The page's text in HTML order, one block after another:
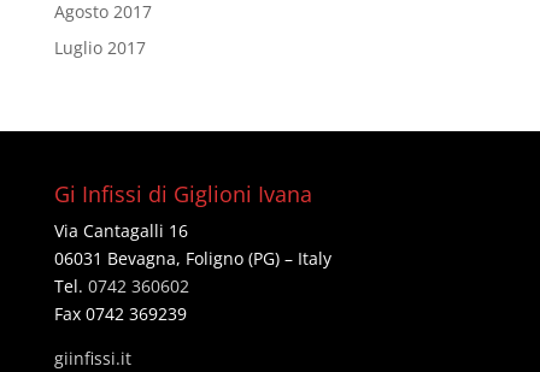
Agosto 2017
Luglio 2017
Gi Infissi di Giglioni Ivana
Via Cantagalli 16
06031 Bevagna, Foligno (PG) – Italy
Tel. 0742 360602
Fax 0742 369239
giinfissi.it